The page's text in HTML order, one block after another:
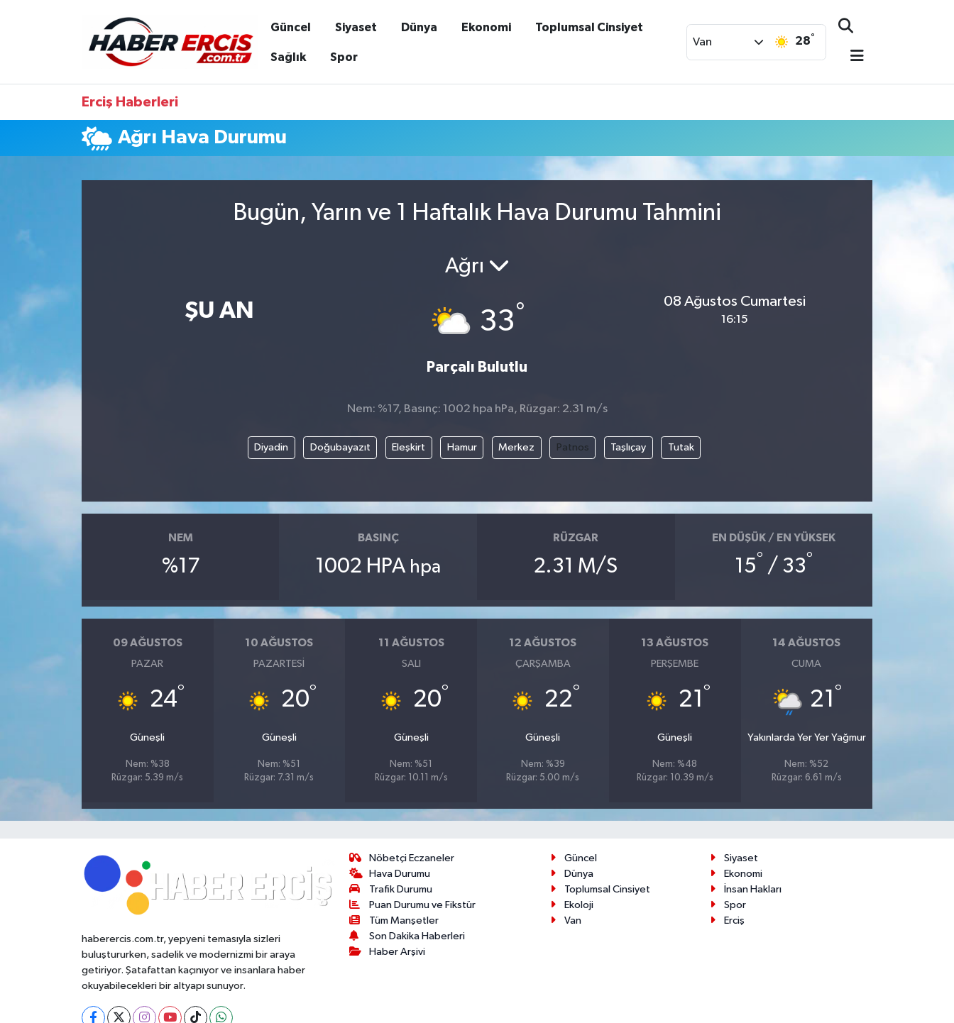
Güncel Siyaset Dünya Ekonomi Toplumsal Cinsiyet
Sağlık Spor
Van 28°
Erciş Haberleri
Ağrı Hava Durumu
Bugün, Yarın ve 1 Haftalık Hava Durumu Tahmini
ŞU AN
Ağrı
33°
Parçalı Bulutlu
08 Ağustos Cumartesi
16:15
Nem: %17, Basınç: 1002 hpa hPa, Rüzgar: 2.31 m/s
Diyadin Doğubayazıt Eleşkirt Hamur Merkez Patnos Taşlıçay Tutak
NEM
%17
BASINÇ
1002 HPA hpa
RÜZGAR
2.31 M/S
EN DÜŞÜK / EN YÜKSEK
15° / 33°
09 AĞUSTOS
PAZAR
24°
Güneşli
Nem: %38
Rüzgar: 5.39 m/s
10 AĞUSTOS
PAZARTESI
20°
Güneşli
Nem: %51
Rüzgar: 7.31 m/s
11 AĞUSTOS
SALI
20°
Güneşli
Nem: %51
Rüzgar: 10.11 m/s
12 AĞUSTOS
ÇARŞAMBA
22°
Güneşli
Nem: %39
Rüzgar: 5.00 m/s
13 AĞUSTOS
PERŞEMBE
21 °
Güneşli
Nem: %48
Rüzgar: 10.39 m/s
14 AĞUSTOS
CUMA
21 °
Yakınlarda Yer Yer Yağmur
Nem: %52
Rüzgar: 6.61 m/s
haberercis.com.tr, yepyeni temasıyla sizleri
buluştururken, sadelik ve modernizmi bir araya
getiriyor. Şatafattan kaçınıyor ve insanlara haber
okuyabilecekleri bir altyapı sunuyor.
Nöbetçi Eczaneler
Hava Durumu
Trafik Durumu
Puan Durumu ve Fikstür
Tüm Manşetler
Son Dakika Haberleri
Haber Arşivi
Güncel
Siyaset
Dünya
Ekonomi
Toplumsal Cinsiyet
İnsan Hakları
Ekoloji
Spor
Van
Erciş